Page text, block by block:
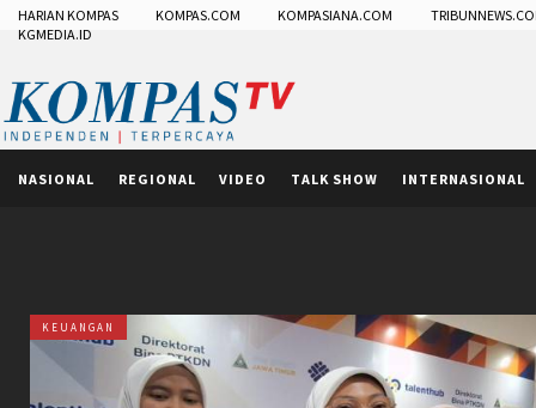
HARIAN KOMPAS KOMPAS.COM KOMPASIANA.COM
KGMEDIA.ID
NASIONAL REGIONAL VIDEO TALK SHOW INTERNASIONAL
KEUANGAN